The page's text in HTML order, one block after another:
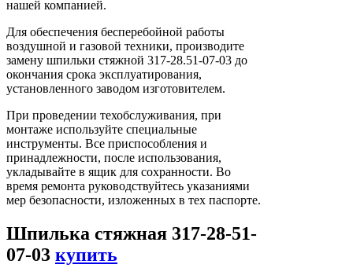
нашей компанией.
Для обеспечения бесперебойной работы
воздушной и газовой техники, производите
замену шпильки стяжной 317-28.51-07-03 до
окончания срока эксплуатирования,
установленного заводом изготовителем.
При проведении техобслуживания, при
монтаже используйте специальные
инструменты. Все приспособления и
принадлежности, после использования,
укладывайте в ящик для сохранности. Во
время ремонта руководствуйтесь указаниями
мер безопасности, изложенных в тех паспорте.
Шпилька стяжная 317-28-51-
07-03 купить